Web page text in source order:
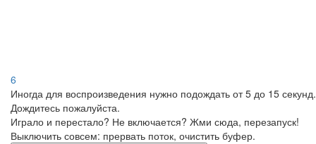
6
Иногда для воспроизведения нужно подождать от 5 до 15 секунд.
Дождитесь пожалуйста.
Играло и перестало? Не включается? Жми сюда, перезапуск!
Выключить совсем: прервать поток, очистить буфер.